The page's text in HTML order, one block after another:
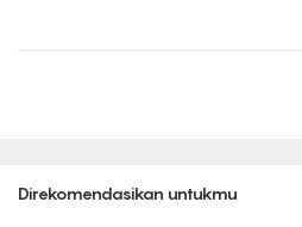
Direkomendasikan untukmu